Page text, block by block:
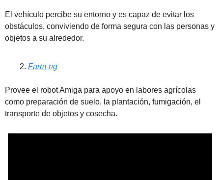
El vehículo percibe su entorno y es capaz de evitar los
obstáculos, conviviendo de forma segura con las personas y
objetos a su alrededor.
Farm-ng
Provee el robot Amiga para apoyo en labores agrícolas
como preparación de suelo, la plantación, fumigación, el
transporte de objetos y cosecha.